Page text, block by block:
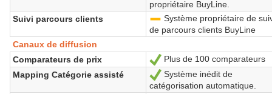
propriétaire BuyLine.
Suivi parcours clients
-Système propriétaire de
de parcours clients BuyLine
Canaux de diffusion
Comparateurs de prix
Sí
Plus de 100 comparateurs
Mapping Catégorie assisté
Sí
Système inédit de
catégorisation automatique.